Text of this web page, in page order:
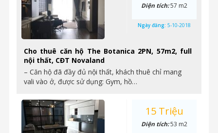
Cho thuê căn hộ The Botanica 2PN, 57m2, full
nội thất, CĐT Novaland
– Căn hộ đã đầy đủ nội thất, khách thuê chỉ mang
vali vào ở, được sử dụng: Gym, hồ…
Diện tích:57 m2
Ngày đăng: 5-10-2018
15 Triệu
Diện tích:53 m2